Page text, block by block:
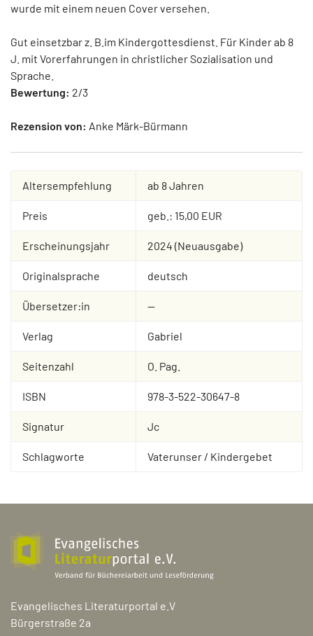
wurde mit einem neuen Cover versehen.
Gut einsetzbar z. B.im Kindergottesdienst. Für Kinder ab 8
J. mit Vorerfahrungen in christlicher Sozialisation und
Sprache.
Bewertung: 2/3
Rezension von: Anke Märk-Bürmann
Altersempfehlung ab 8 Jahren
Preis geb.: 15,00 EUR
Erscheinungsjahr 2024 (Neuausgabe)
Originalsprache deutsch
Übersetzer:in --
Verlag Gabriel
Seitenzahl O. Pag.
ISBN 978-3-522-30647-8
Signatur Jc
Schlagworte Vaterunser / Kindergebet
Evangelisches Literaturportal e.V
Bürgerstraße 2a